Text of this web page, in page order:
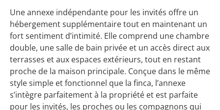
Une annexe indépendante pour les invités offre un
hébergement supplémentaire tout en maintenant un
fort sentiment d’intimité. Elle comprend une chambre
double, une salle de bain privée et un accès direct aux
terrasses et aux espaces extérieurs, tout en restant
proche de la maison principale. Conçue dans le même
style simple et fonctionnel que la finca, l’annexe
s’intègre parfaitement à la propriété et est parfaite
pour les invités, les proches ou les compagnons qui